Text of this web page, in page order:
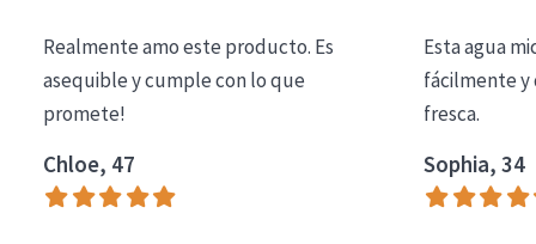
Essentials
Lift+
Expert
Realmente amo este producto. Es
asequible y cumple con lo que
promete!
Chloe, 47
Esta agua
fácilmente y
fresca.
Sophia, 34